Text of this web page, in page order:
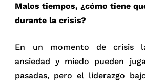
Malos tiempos, ¿cómo tiene
durante la crisis?
En un momento de crisis
ansiedad y miedo pueden
pasadas, pero el liderazgo